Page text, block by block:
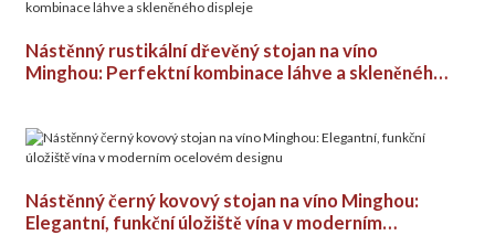
Nástěnný rustikální dřevěný stojan na víno
Minghou: Perfektní kombinace láhve a skleněného
Nástěnný černý kovový stojan na víno Minghou:
Elegantní, funkční úložiště vína v moderním